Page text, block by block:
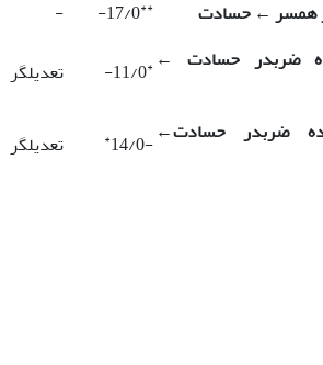
همسر ← حسادت **
17/0-
-
ضربدر حسادت ←
*
11/0-
تعدیل­گر
ضربدر حسادت←
-14/0
*
تعدیل­گر